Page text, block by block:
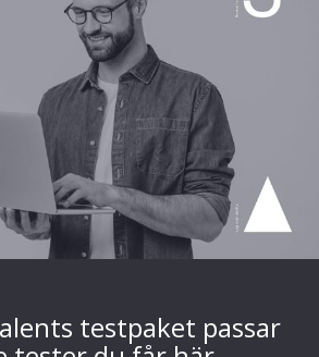
testpaket passar